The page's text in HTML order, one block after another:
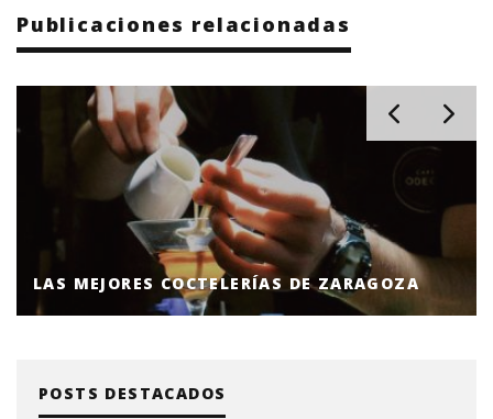
Publicaciones relacionadas
LAS MEJORES COCTELERÍAS DE ZARAGOZA
POSTS DESTACADOS